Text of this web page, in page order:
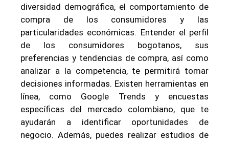
diversidad demográfica, el comportamiento de
compra de los consumidores y las
particularidades económicas. Entender el perfil
de los consumidores bogotanos, sus
preferencias y tendencias de compra, así como
analizar a la competencia, te permitirá tomar
decisiones informadas. Existen herramientas en
línea, como Google Trends y encuestas
específicas del mercado colombiano, que te
ayudarán a identificar oportunidades de
negocio. Además, puedes realizar estudios de